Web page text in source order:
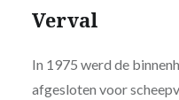
Verval
In 1975 werd de
afgesloten voor